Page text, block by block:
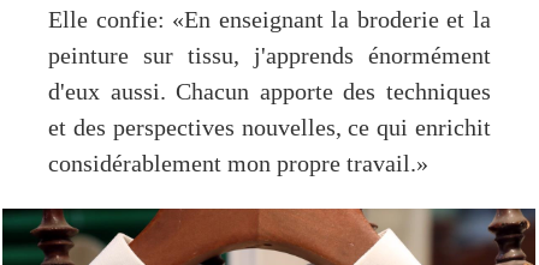
Elle confie: «En enseignant la broderie et la
peinture sur tissu, j'apprends énormément
d'eux aussi. Chacun apporte des techniques
et des perspectives nouvelles, ce qui enrichit
considérablement mon propre travail.»